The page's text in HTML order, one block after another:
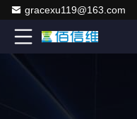
gracexu119@163.com